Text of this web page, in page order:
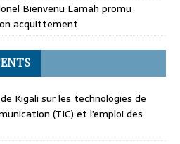
Bienvenu Lamah promu
acquittement
Kigali sur les technologies de
(TIC) et l’emploi des